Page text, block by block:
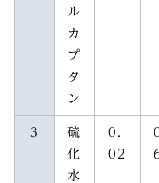
ル
カ
プ
タ
ン
3
硫
化
水
0.
02